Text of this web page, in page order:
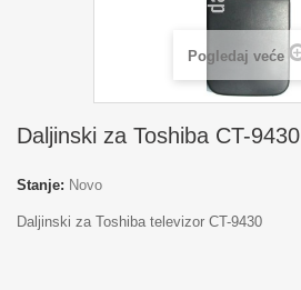
Pogledaj veće
Daljinski za Toshiba CT-9430
Stanje: Novo
Daljinski za Toshiba televizor CT-9430